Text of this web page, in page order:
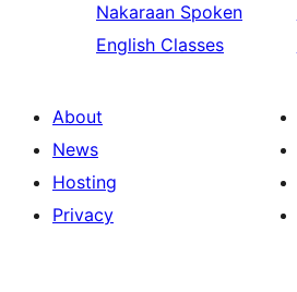
Nakaraan Spoken
English Classes
About
News
Hosting
Privacy